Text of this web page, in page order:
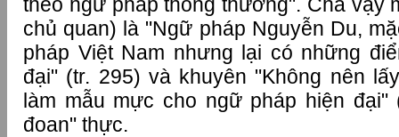
chủ quan) là "Ngữ pháp Nguyễn Du,
pháp Việt Nam nhưng lại có những
đại" (tr. 295) và khuyên "Không nên
làm mẫu mực cho ngữ pháp hiện đại"
đoan" thực.